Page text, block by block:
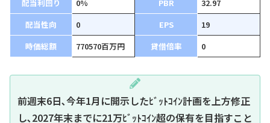
配当利回り
0% PBR
32.97
配当性向
0 EPS
19
時価総額
770570百万円 貸借倍率 0
前週末6日､今年1月に開示したﾋﾞｯﾄｺｲﾝ計画を上方修正
し､2027年末までに21万ﾋﾞｯﾄｺｲﾝ超の保有を目指すこと